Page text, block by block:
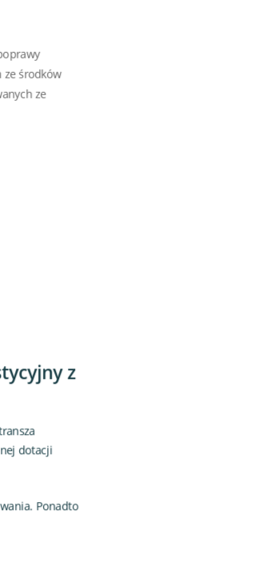
ze środków
ze
z
dotacji
Ponadto